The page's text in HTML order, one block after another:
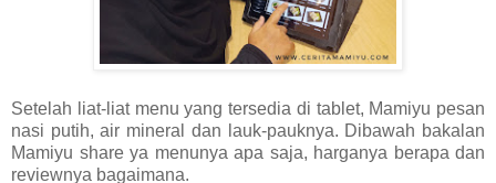
Setelah liat-liat menu yang tersedia di tablet, Mamiyu pesan
nasi putih, air mineral dan lauk-pauknya. Dibawah bakalan
Mamiyu share ya menunya apa saja, harganya berapa dan
reviewnya bagaimana.